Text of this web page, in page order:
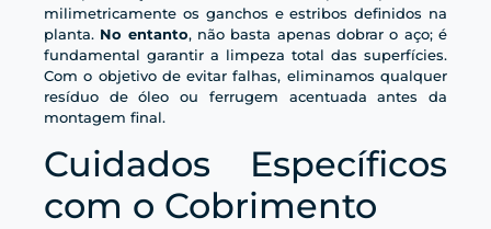
milimetricamente os ganchos e estribos definidos na
planta. No entanto, não basta apenas dobrar o aço; é
fundamental garantir a limpeza total das superfícies.
Com o objetivo de evitar falhas, eliminamos qualquer
resíduo de óleo ou ferrugem acentuada antes da
montagem final.
Cuidados Específicos
com o Cobrimento